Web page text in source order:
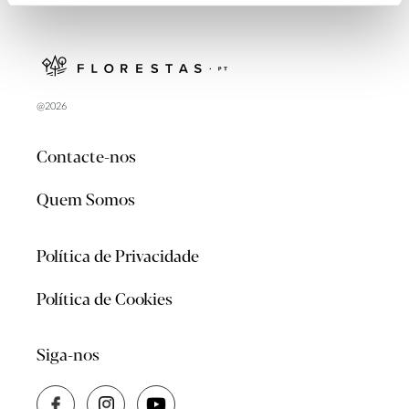
@2026
Contacte-nos
Quem Somos
Política de Privacidade
Política de Cookies
Siga-nos